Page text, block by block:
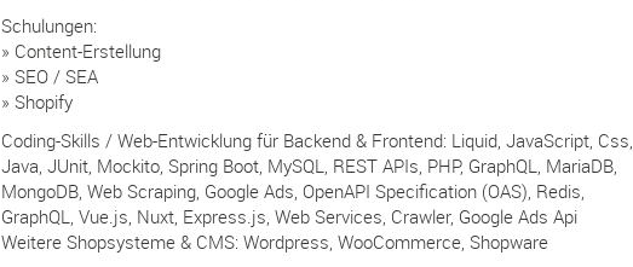
Schulungen:
» Content-Erstellung
» SEO / SEA
» Shopify
Coding-Skills / Web-Entwicklung für Backend & Frontend: Liquid, JavaScript, Css,
Java, JUnit, Mockito, Spring Boot, MySQL, REST APIs, PHP, GraphQL, MariaDB,
MongoDB, Web Scraping, Google Ads, OpenAPI Specification (OAS), Redis,
GraphQL, Vue.js, Nuxt, Express.js, Web Services, Crawler, Google Ads Api
Weitere Shopsysteme & CMS: Wordpress, WooCommerce, Shopware